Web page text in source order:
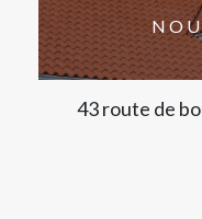
43 route de